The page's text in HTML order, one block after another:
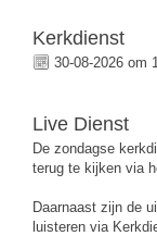
Kerkdienst
30-08-2026 om
Live Dienst
De zondagse
terug te kijken via
Daarnaast zijn de
luisteren via